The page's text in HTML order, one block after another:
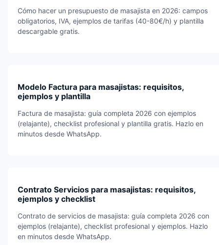
Cómo hacer un presupuesto de masajista en 2026: campos
obligatorios, IVA, ejemplos de tarifas (40-80€/h) y plantilla
descargable gratis.
Modelo Factura para masajistas: requisitos,
ejemplos y plantilla
Factura de masajista: guía completa 2026 con ejemplos
(relajante), checklist profesional y plantilla gratis. Hazlo en
minutos desde WhatsApp.
Contrato Servicios para masajistas: requisitos,
ejemplos y checklist
Contrato de servicios de masajista: guía completa 2026 con
ejemplos (relajante), checklist profesional y ejemplos. Hazlo
en minutos desde WhatsApp.